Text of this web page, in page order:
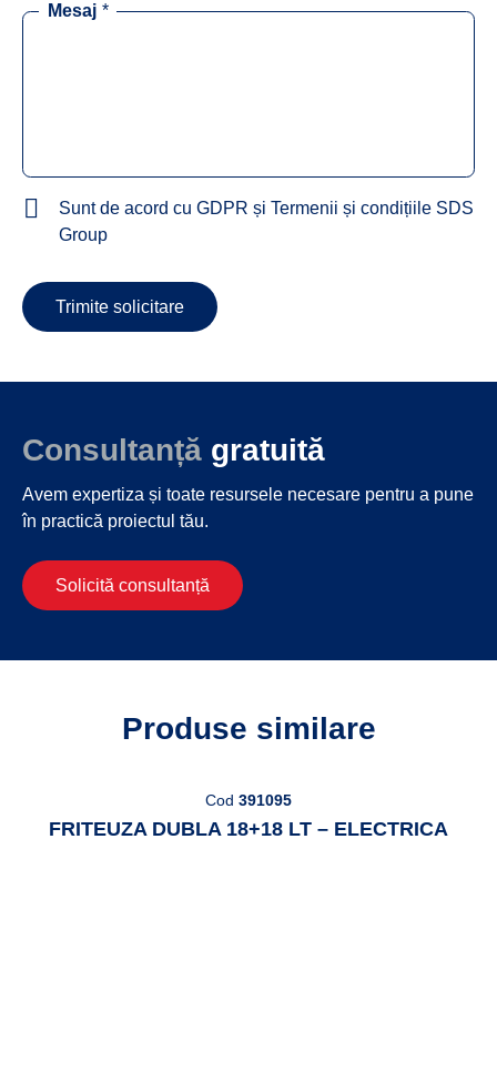
Mesaj *
Sunt de acord cu GDPR și Termenii și condițiile SDS
Group
Trimite solicitare
Consultanță gratuită
Avem expertiza și toate resursele necesare pentru a pune
în practică proiectul tău.
Solicită consultanță
Produse similare
Cod 391095
FRITEUZA DUBLA 18+18 LT – ELECTRICA